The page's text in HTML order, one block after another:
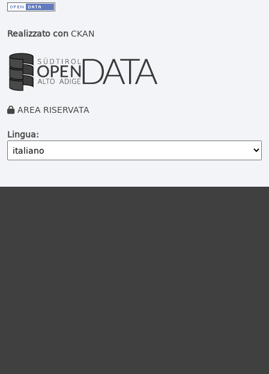
Realizzato conCKAN
AREA RISERVATA
Lingua